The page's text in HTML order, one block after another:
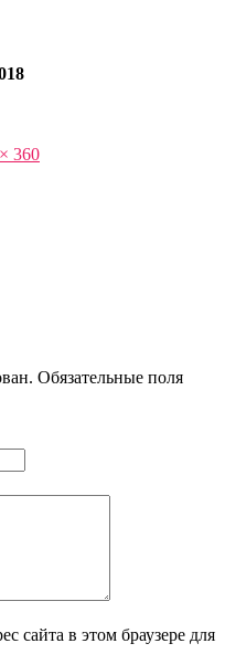
360
Обязательные поля
сайта в этом браузере для